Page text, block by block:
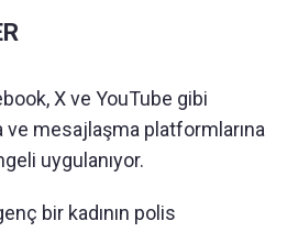
X ve YouTube gibi
ve mesajlaşma platformlarına
uygulanıyor.
bir kadının polis